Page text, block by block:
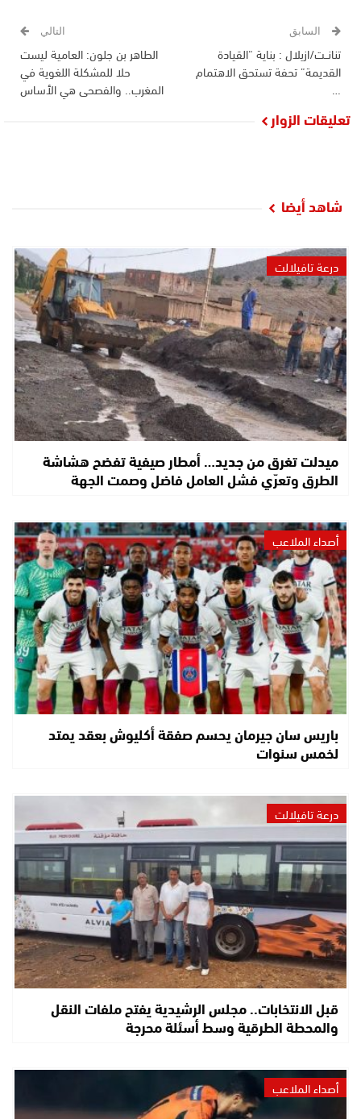
السابق
تنانــت/ازيلال : بناية “القيادة
القديمة” تحفة تستحق الاهتمام
…
التالي
الطاهر بن جلون: العامية ليست
حلا للمشكلة اللغوية في
المغرب.. والفصحى هي الأساس
تعليقات الزوار
شاهد أيضا
درعة تافيلالت
ميدلت تغرق من جديد… أمطار صيفية تفضح هشاشة
الطرق وتعرّي فشل العامل فاضل وصمت الجهة
أصداء الملاعب
باريس سان جيرمان يحسم صفقة أكليوش بعقد يمتد
لخمس سنوات
درعة تافيلالت
قبل الانتخابات.. مجلس الرشيدية يفتح ملفات النقل
والمحطة الطرقية وسط أسئلة محرجة
أصداء الملاعب